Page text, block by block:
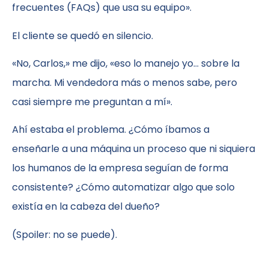
frecuentes (FAQs) que usa su equipo».
El cliente se quedó en silencio.
«No, Carlos,» me dijo, «eso lo manejo yo… sobre la
marcha. Mi vendedora más o menos sabe, pero
casi siempre me preguntan a mí».
Ahí estaba el problema. ¿Cómo íbamos a
enseñarle a una máquina un proceso que ni siquiera
los humanos de la empresa seguían de forma
consistente? ¿Cómo automatizar algo que solo
existía en la cabeza del dueño?
(Spoiler: no se puede).